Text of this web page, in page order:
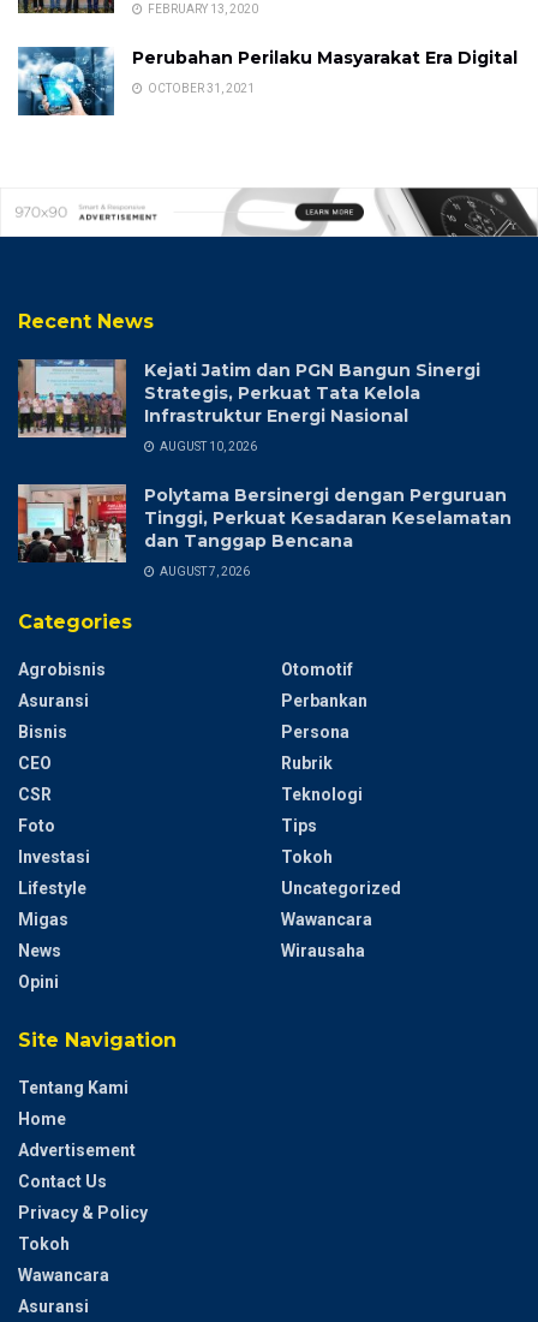
FEBRUARY 13, 2020
Perubahan Perilaku Masyarakat Era Digital
OCTOBER 31, 2021
Recent News
Kejati Jatim dan PGN Bangun Sinergi
Strategis, Perkuat Tata Kelola
Infrastruktur Energi Nasional
AUGUST 10, 2026
Polytama Bersinergi dengan Perguruan
Tinggi, Perkuat Kesadaran Keselamatan
dan Tanggap Bencana
AUGUST 7, 2026
Categories
Agrobisnis
Asuransi
Bisnis
CEO
CSR
Foto
Investasi
Lifestyle
Migas
News
Opini
Otomotif
Perbankan
Persona
Rubrik
Teknologi
Tips
Tokoh
Uncategorized
Wawancara
Wirausaha
Site Navigation
Tentang Kami
Home
Advertisement
Contact Us
Privacy & Policy
Tokoh
Wawancara
Asuransi